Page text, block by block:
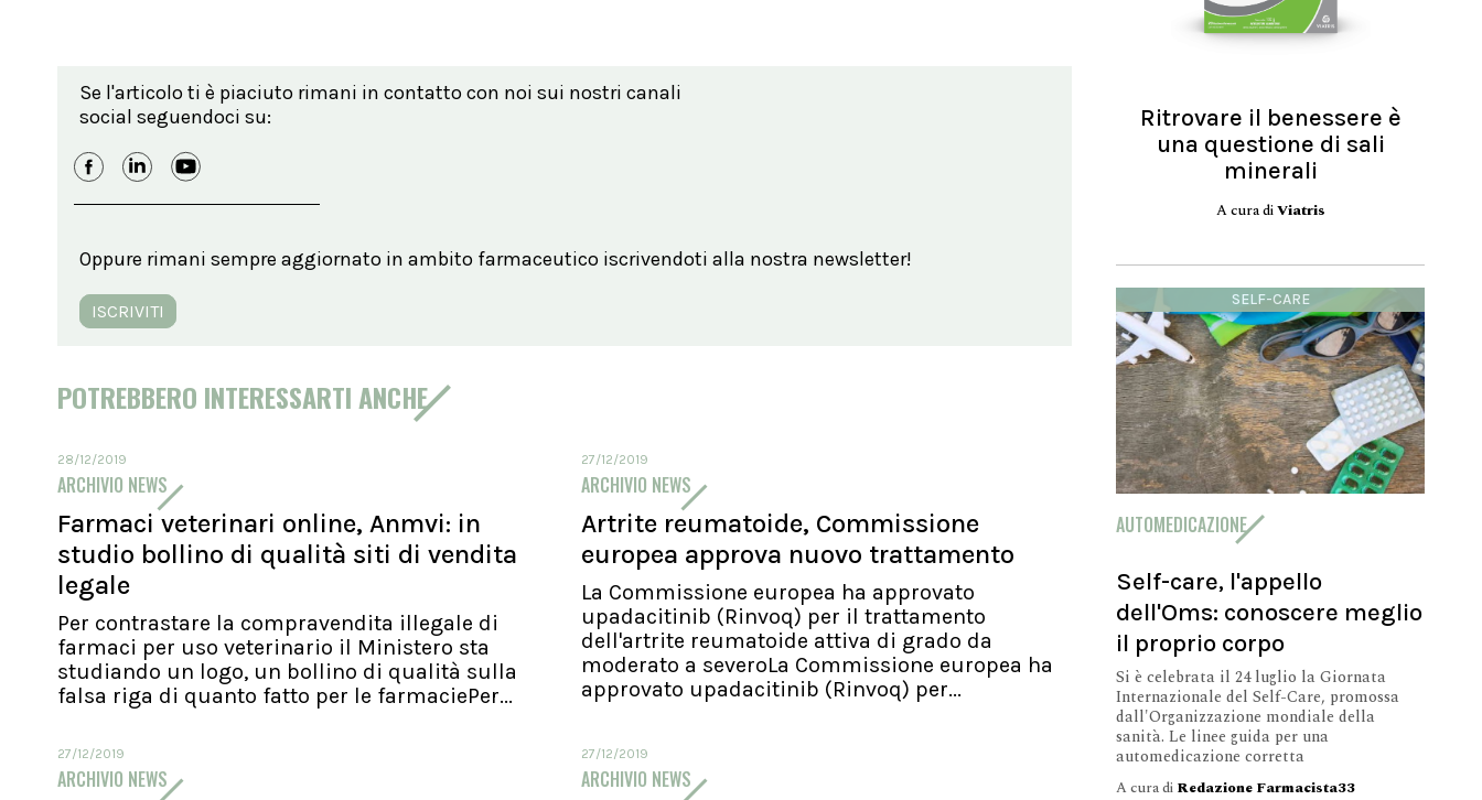
Se l'articolo ti è piaciuto rimani in contatto con noi sui nostri canali
social seguendoci su:
Oppure rimani sempre aggiornato in ambito farmaceutico iscrivendoti alla nostra newsletter!
ISCRIVITI
POTREBBERO INTERESSARTI ANCHE
28/12/2019
ARCHIVIO NEWS
Farmaci veterinari online, Anmvi: in
studio bollino di qualità siti di vendita
legale
Per contrastare la compravendita illegale di
farmaci per uso veterinario il Ministero sta
studiando un logo, un bollino di qualità sulla
falsa riga di quanto fatto per le farmaciePer...
27/12/2019
ARCHIVIO NEWS
Artrite reumatoide, Commissione
europea approva nuovo trattamento
La Commissione europea ha approvato
upadacitinib (Rinvoq) per il trattamento
dell'artrite reumatoide attiva di grado da
moderato a severoLa Commissione europea ha
approvato upadacitinib (Rinvoq) per...
27/12/2019
ARCHIVIO NEWS
27/12/2019
ARCHIVIO NEWS
Ritrovare il benessere è
una questione di sali
minerali
A cura diViatris
SELF-CARE
AUTOMEDICAZIONE
Self-care, l'appello
dell'Oms: conoscere meglio
il proprio corpo
Si è celebrata il 24 luglio la Giornata
Internazionale del Self-Care, promossa
dall'Organizzazione mondiale della
sanità. Le linee guida per una
automedicazione corretta
A cura di Redazione Farmacista33